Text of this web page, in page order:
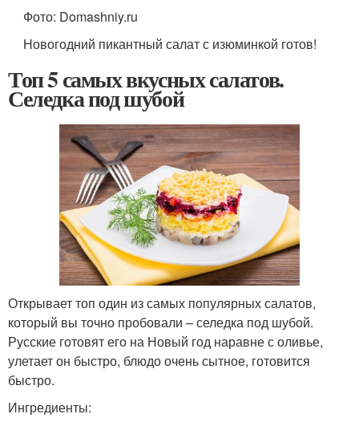
Фото: Domashniy.ru
Новогодний пикантный салат с изюминкой готов!
Топ 5 самых вкусных салатов.
Селедка под шубой
Открывает топ один из самых популярных салатов,
который вы точно пробовали – селедка под шубой.
Русские готовят его на Новый год наравне с оливье,
улетает он быстро, блюдо очень сытное, готовится
быстро.
Ингредиенты: